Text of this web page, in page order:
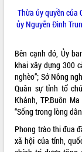
tại Nghĩa trang Liệt sĩ
Bàn giải pháp tháo gỡ
định EUDR
Thứ trưởng Bộ Nông
trường Nguyễn Hoàng
vùng trồng và doanh
sầu riêng tại Đắk Lắk
Trình diễn nghệ thuật
món ăn từ sầu riêng
Đắk Lắk công bố Quy
Hôm nay: 37093
Tất cả: 66082416
Thừa ủy quyền của
ủy Nguyễn Đình
Bên cạnh đó, Ủy
khai xây dựng 300
nghèo”; Sở Nông
Quân sự tỉnh tổ
Khánh, TP.Buôn
“Sống trong lòng
Phong trào thi đua
xã hội của tỉnh,